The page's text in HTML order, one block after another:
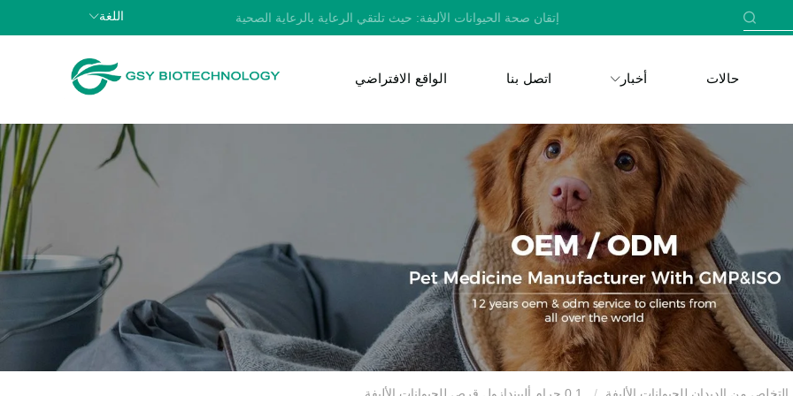
إتقان صحة الحيوانات الأليفة: حيث تلتقي الرعاية بالرعاية الصحية اللغة
حالات أخبار اتصل بنا الواقع الافتراضي